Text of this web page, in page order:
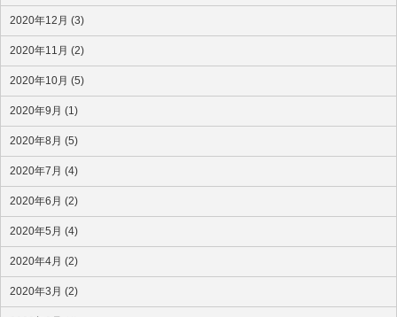
2020年12月 (3)
2020年11月 (2)
2020年10月 (5)
2020年9月 (1)
2020年8月 (5)
2020年7月 (4)
2020年6月 (2)
2020年5月 (4)
2020年4月 (2)
2020年3月 (2)